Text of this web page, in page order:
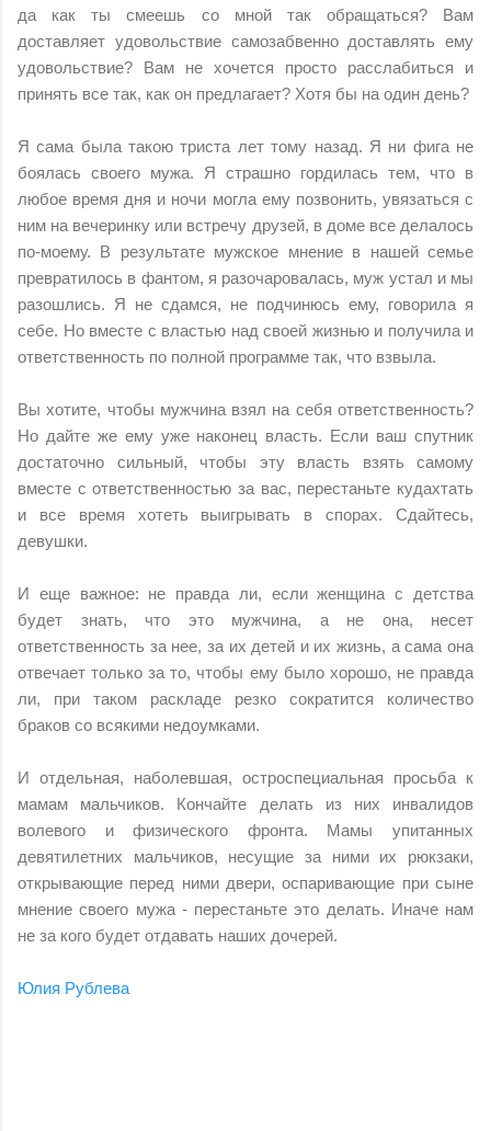
да как ты смеешь со мной так обращаться? Вам
доставляет удовольствие самозабвенно доставлять ему
удовольствие? Вам не хочется просто расслабиться и
принять все так, как он предлагает? Хотя бы на один день?
Я сама была такою триста лет тому назад. Я ни фига не
боялась своего мужа. Я страшно гордилась тем, что в
любое время дня и ночи могла ему позвонить, увязаться с
ним на вечеринку или встречу друзей, в доме все делалось
по-моему. В результате мужское мнение в нашей семье
превратилось в фантом, я разочаровалась, муж устал и мы
разошлись. Я не сдамся, не подчинюсь ему, говорила я
себе. Но вместе с властью над своей жизнью и получила и
ответственность по полной программе так, что взвыла.
Вы хотите, чтобы мужчина взял на себя ответственность?
Но дайте же ему уже наконец власть. Если ваш спутник
достаточно сильный, чтобы эту власть взять самому
вместе с ответственностью за вас, перестаньте кудахтать
и все время хотеть выигрывать в спорах. Сдайтесь,
девушки.
И еще важное: не правда ли, если женщина с детства
будет знать, что это мужчина, а не она, несет
ответственность за нее, за их детей и их жизнь, а сама она
отвечает только за то, чтобы ему было хорошо, не правда
ли, при таком раскладе резко сократится количество
браков со всякими недоумками.
И отдельная, наболевшая, остроспециальная просьба к
мамам мальчиков. Кончайте делать из них инвалидов
волевого и физического фронта. Мамы упитанных
девятилетних мальчиков, несущие за ними их рюкзаки,
открывающие перед ними двери, оспаривающие при сыне
мнение своего мужа - перестаньте это делать. Иначе нам
не за кого будет отдавать наших дочерей.
Юлия Рублева